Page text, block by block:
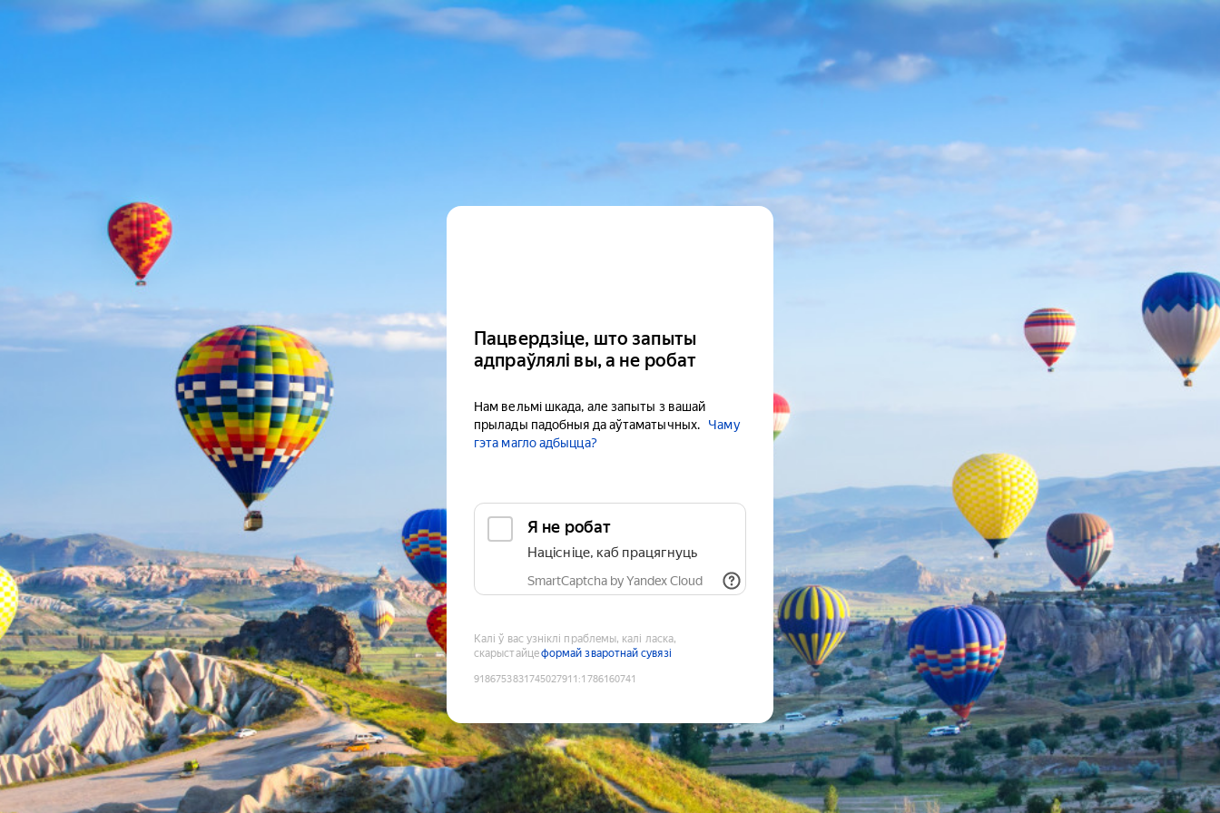
Пацвердзіце, што запыты
адпраўлялі вы, а не робат
Нам вельмі шкада, але запыты з вашай
прылады падобныя да аўтаматычных.
Чаму
гэта магло адбыцца?
Я не робат
Націсніце, каб працягнуць
SmartCaptcha by Yandex Cloud
Калі ў вас узніклі праблемы, калі ласка,
скарыстайцеформай зваротнай сувязі
9186753831745027911 :1786160741